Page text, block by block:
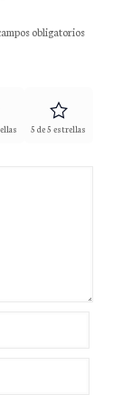
obligatorios
5 de 5 estrellas